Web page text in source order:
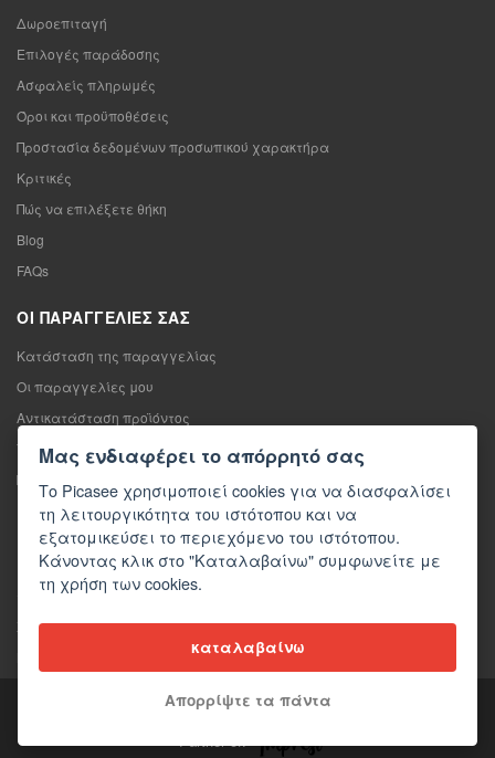
Δωροεπιταγή
Επιλογές παράδοσης
Ασφαλείς πληρωμές
Όροι και προϋποθέσεις
Προστασία δεδομένων προσωπικού χαρακτήρα
Κριτικές
Πώς να επιλέξετε θήκη
Blog
FAQs
ΟΙ ΠΑΡΑΓΓΕΛΊΕΣ ΣΑΣ
Κατάσταση της παραγγελίας
Οι παραγγελίες μου
Αντικατάσταση προϊόντος
Υπαναχώρηση από τη σύμβαση πώλησης
Παράπονο
ΕΠΙΚΟΙΝΩΝΊΑ
Επικοινωνία
Φόρμα επικοινωνίας
Χονδρική πώληση
Μέσα ενημέρωσης σχετικά με εμάς
Copyright © 2026 Picasee
Partner of:
Μας ενδιαφέρει το απόρρητό σας
Το Picasee χρησιμοποιεί cookies για να διασφαλίσει
τη λειτουργικότητα του ιστότοπου και να
εξατομικεύσει το περιεχόμενο του ιστότοπου.
Κάνοντας κλικ στο "Καταλαβαίνω" συμφωνείτε με
τη χρήση των cookies.
καταλαβαίνω
Απορρίψτε τα πάντα